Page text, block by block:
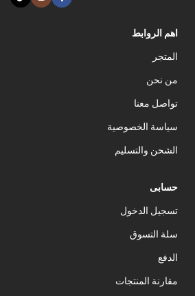
اهم الروابط
المتجر
من نحن
تواصل معنا
سياسة الخصوصية
الشحن والتسليم
حسابى
تسجيل الدخول
سلة التسوق
الدفع
مقارنة المنتجات